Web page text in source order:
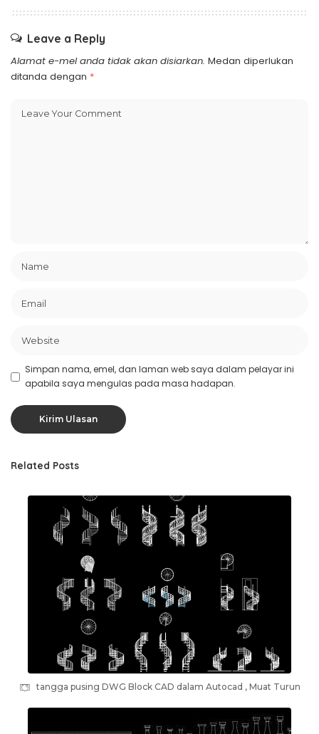
Leave a Reply
Alamat e-mel anda tidak akan disiarkan. Medan diperlukan
ditanda dengan *
Simpan nama, emel, dan laman web saya dalam pelayar ini
apabila saya mengulas pada masa hadapan.
Related Posts
tangga pusing DWG Block CAD dalam Autocad , Muat Turun